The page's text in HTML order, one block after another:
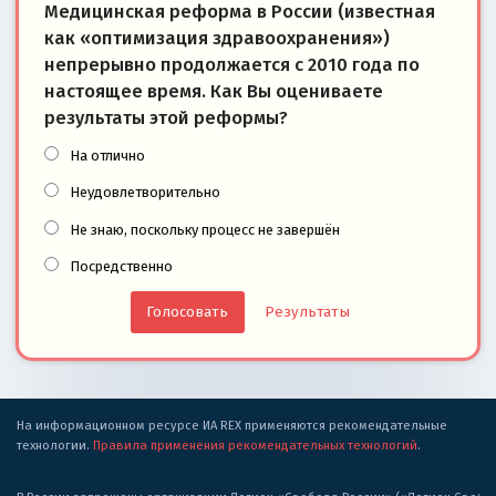
Медицинская реформа в России (известная
как «оптимизация здравоохранения»)
непрерывно продолжается с 2010 года по
настоящее время. Как Вы оцениваете
результаты этой реформы?
На отлично
Неудовлетворительно
Не знаю, поскольку процесс не завершён
Посредственно
Результаты
На информационном ресурсе ИА REX применяются рекомендательные
технологии. Правила применения рекомендательных технологий.